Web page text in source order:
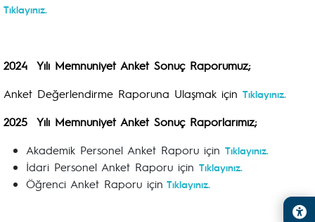
Tıklayınız.
2024 Yılı Memnuniyet Anket Sonuç Raporumuz;
Anket Değerlendirme Raporuna Ulaşmak için Tıklayınız.
2025 Yılı Memnuniyet Anket Sonuç Raporlarımız;
Akademik Personel Anket Raporu için Tıklayınız.
İdari Personel Anket Raporu için Tıklayınız.
Öğrenci Anket Raporu için Tıklayınız.